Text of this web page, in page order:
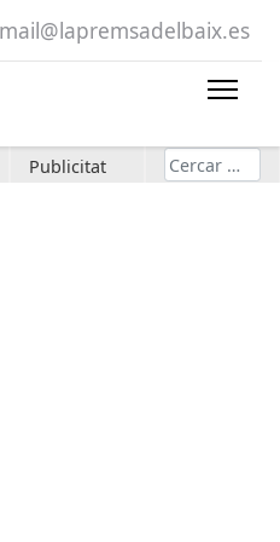
mail@lapremsadelbaix.es
Publicitat Cerca